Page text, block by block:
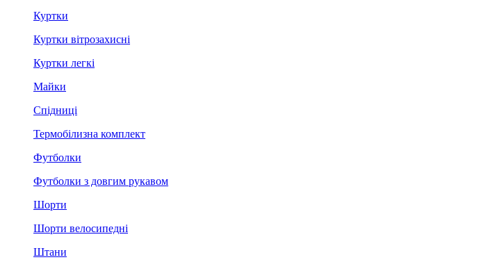
Куртки
Куртки вітрозахисні
Куртки легкі
Майки
Спідниці
Термобілизна комплект
Футболки
Футболки з довгим рукавом
Шорти
Шорти велосипедні
Штани